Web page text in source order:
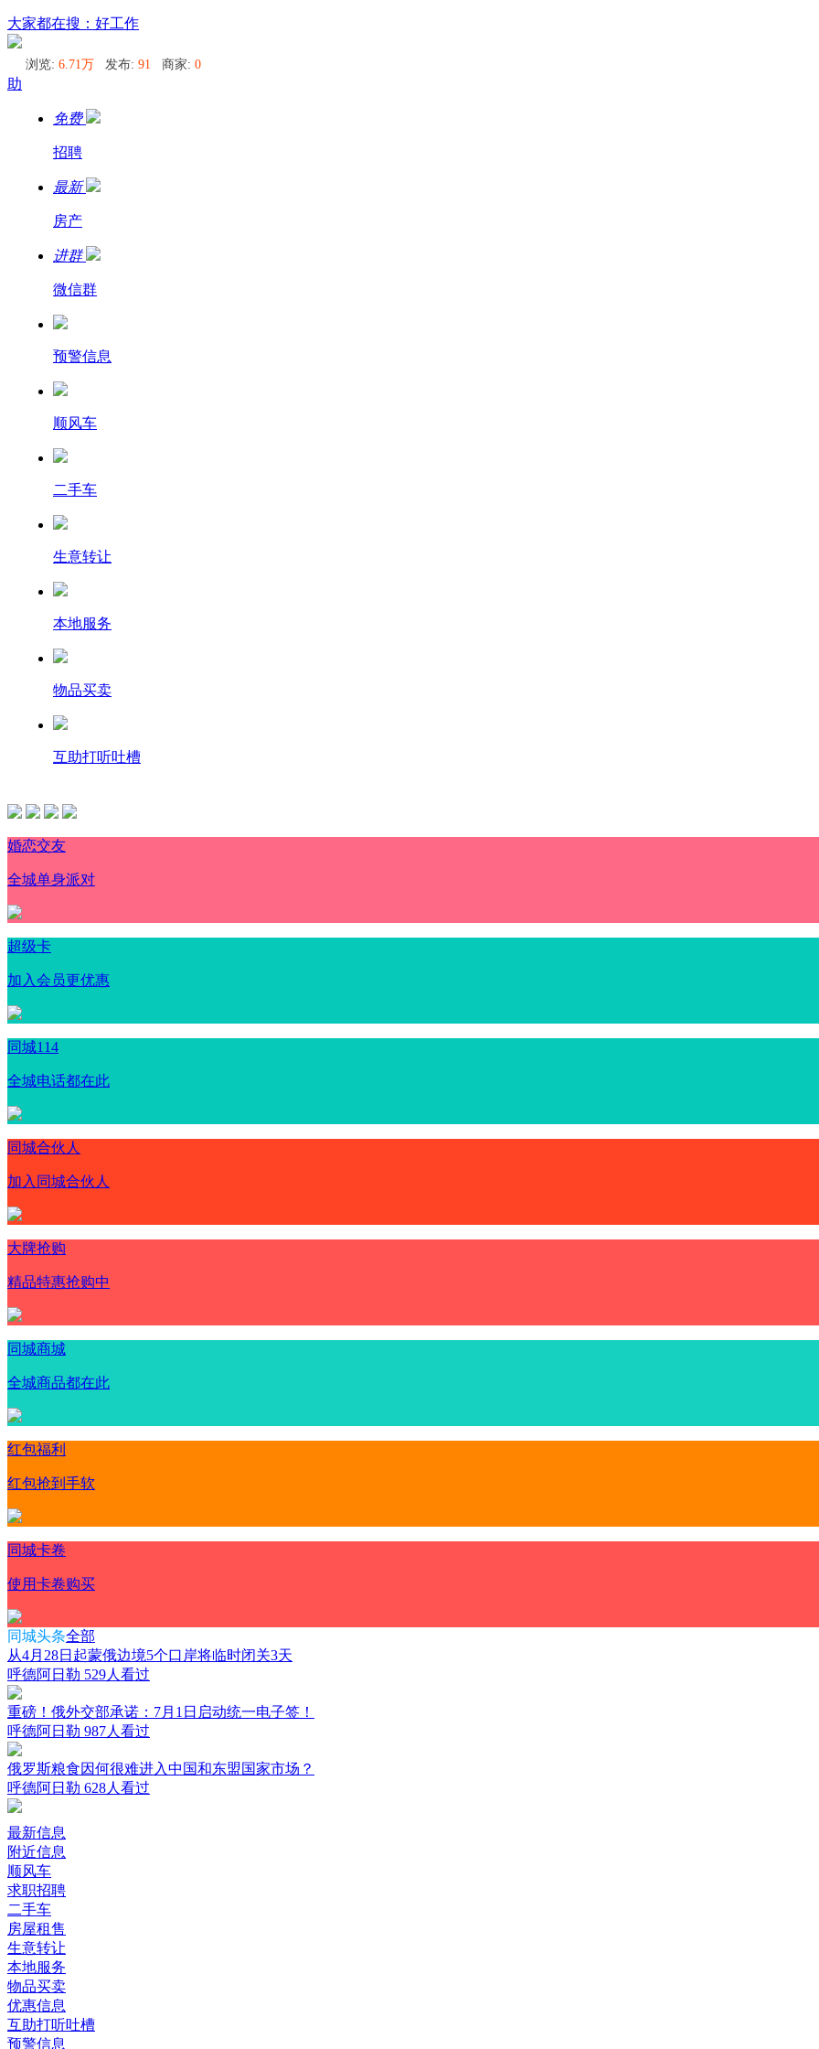
大家都在搜：好工作
浏览: 6.71万 发布: 91 商家: 0
助
免费
招聘
最新
房产
进群
微信群
预警信息
顺风车
二手车
生意转让
本地服务
物品买卖
互助打听吐槽
婚恋交友
全城单身派对
超级卡
加入会员更优惠
同城114
全城电话都在此
同城合伙人
加入同城合伙人
大牌抢购
精品特惠抢购中
同城商城
全城商品都在此
红包福利
红包抢到手软
同城卡卷
使用卡卷购买
同城头条全部
从4月28日起蒙俄边境5个口岸将临时闭关3天
呼德阿日勒 529人看过
重磅！俄外交部承诺：7月1日启动统一电子签！
呼德阿日勒 987人看过
俄罗斯粮食因何很难进入中国和东盟国家市场？
呼德阿日勒 628人看过
最新信息
附近信息
顺风车
求职招聘
二手车
房屋租售
生意转让
本地服务
物品买卖
优惠信息
互助打听吐槽
预警信息